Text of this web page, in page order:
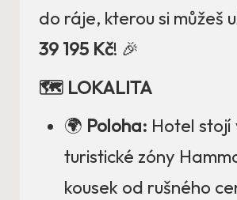
do ráje, kterou si můžeš
39 195 Kč! 🎉
🗺️ LOKALITA
🌍 Poloha: Hotel stojí
turistické zóny
kousek od rušného